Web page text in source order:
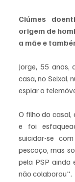
Ciúmes
origem de
a mãe e
Jorge, 55 anos,
casa, no Seixal,
espiar o
O filho do casal,
e foi
suicidar-se
pescoço, mas
pela PSP ainda
não colaborou".